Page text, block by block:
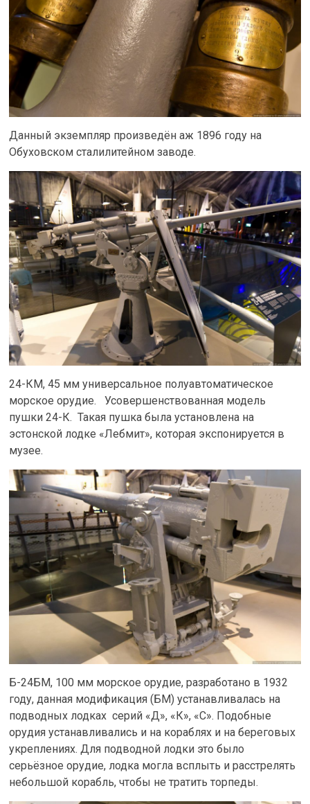
Данный экземпляр произведён аж 1896 году на
Обуховском сталилитейном заводе.
24-КМ, 45 мм универсальное полуавтоматическое
морское орудие. Усовершенствованная модель
пушки 24-К. Такая пушка была установлена на
эстонской лодке «Лебмит», которая экспонируется в
музее.
Б-24БМ, 100 мм морское орудие, разработано в 1932
году, данная модификация (БМ) устанавливалась на
подводных лодках серий «Д», «К», «С». Подобные
орудия устанавливались и на кораблях и на береговых
укреплениях. Для подводной лодки это было
серьёзное орудие, лодка могла всплыть и расстрелять
небольшой корабль, чтобы не тратить торпеды.